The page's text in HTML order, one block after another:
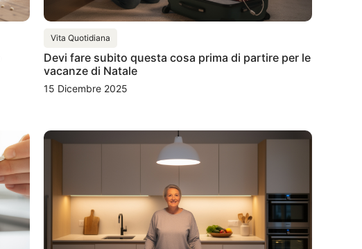
Vita Quotidiana
Devi fare subito questa cosa prima di partire per le
vacanze di Natale
15 Dicembre 2025